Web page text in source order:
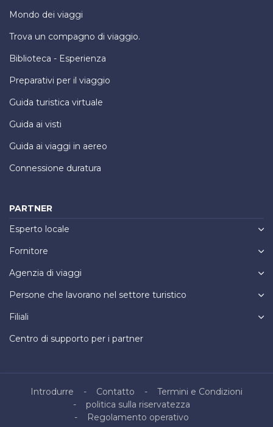
Mondo dei viaggi
Trova un compagno di viaggio.
Biblioteca - Esperienza
Preparativi per il viaggio
Guida turistica virtuale
Guida ai visti
Guida ai viaggi in aereo
Connessione duratura
PARTNER
Esperto locale
Fornitore
Agenzia di viaggi
Persone che lavorano nel settore turistico
Filiali
Centro di supporto per i partner
Introdurre Contatto
Termini e Condizioni
politica sulla riservatezza
Regolamento operativo